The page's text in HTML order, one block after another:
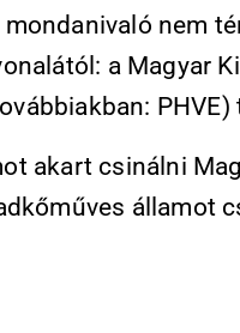
nem
a Magyar
akart csinálni
államot